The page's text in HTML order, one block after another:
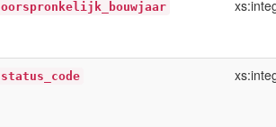
oorspronkelijk_bouwjaar
status_code